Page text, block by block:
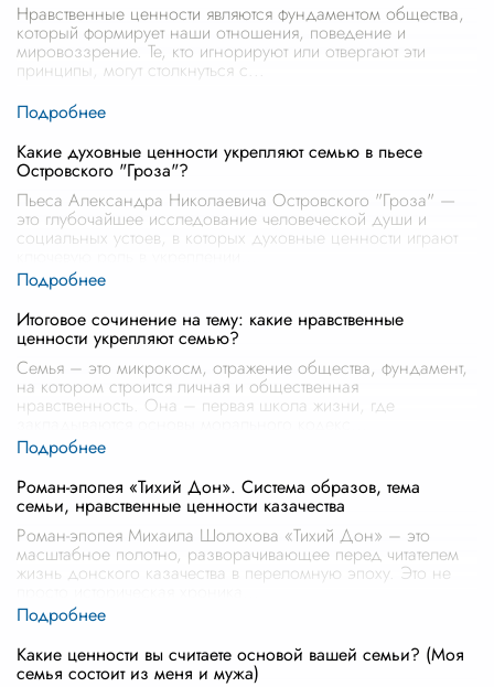
Нравственные ценности являются фундаментом общества,
который формирует наши отношения, поведение и
мировоззрение. Те, кто игнорируют или отвергают эти
принципы, могут столкнуться с
Какие духовные ценности укрепляют семью в пьесе
Островского "Гроза"?
Пьеса Александра Николаевича Островского "Гроза" —
это глубочайшее исследование человеческой души и
социальных устоев, в которых духовные ценности играют
Итоговое сочинение на тему: какие нравственные
ценности укрепляют семью?
Семья – это микрокосм, отражение общества, фундамент,
на котором строится личная и общественная
нравственность. Она – первая школа жизни, где
Роман-эпопея «Тихий Дон». Система образов, тема
семьи, нравственные ценности казачества
Роман-эпопея Михаила Шолохова «Тихий Дон» – это
масштабное полотно, разворачивающее перед читателем
жизнь донского казачества в переломную эпоху. Это не
Какие ценности вы считаете основой вашей семьи? (Моя
семья состоит из меня и мужа)